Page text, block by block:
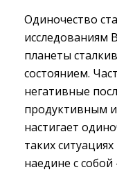
Одиночество
исследованиям
планеты
состоянием.
негативные
продуктивным
настигает
таких
наедине с